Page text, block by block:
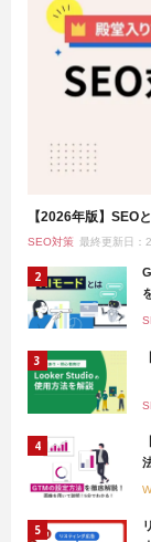
【2026年版】SEO
SEO対策 最終更新日：